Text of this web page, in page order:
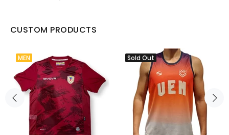
CUSTOM PRODUCTS
MEN Sold Out